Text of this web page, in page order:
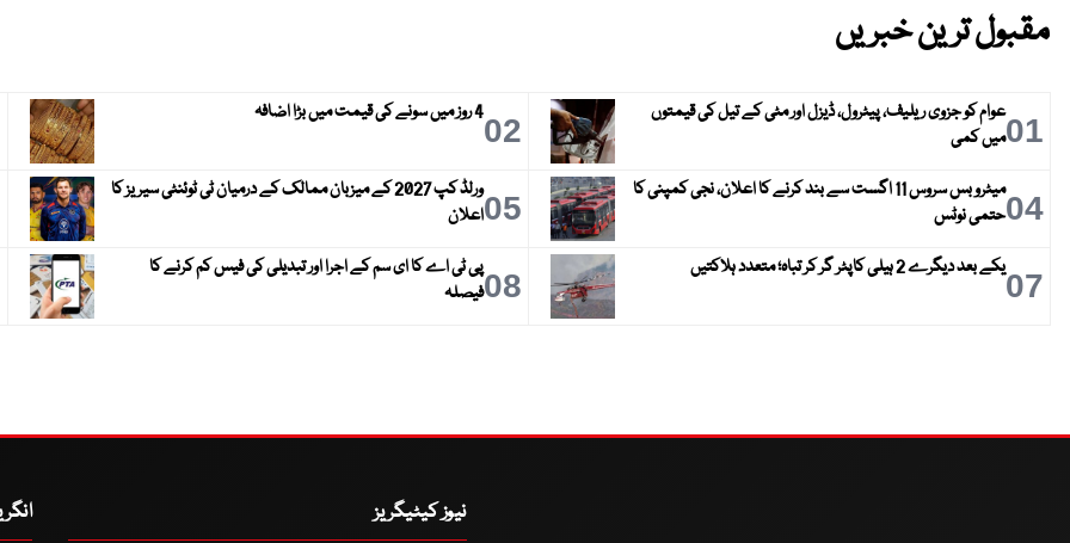
مقبول ترین خبریں
01عوام کو جزوی ریلیف، پیٹرول، ڈیزل اور مٹی کے تیل کی قیمتوں
میں کمی
024 روز میں سونے کی قیمت میں بڑا اضافہ
04
میٹرو بس سروس 11 اگست سے بند کرنے کا اعلان، نجی کمپنی کا
حتمی نوٹس
05
ورلڈ کپ 2027 کے میزبان ممالک کے درمیان ٹی ٹوئنٹی سیریز کا
اعلان
07یکے بعد دیگرے 2 ہیلی کاپٹر گر کر تباہ؛ متعدد ہلاکتیں 08پی ٹی اے کا ای سم کے اجرا اور تبدیلی کی فیس کم کرنے کا
فیصلہ
نیوز کیٹیگریز